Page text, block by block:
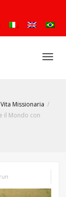
Vita Missionaria
il Mondo con